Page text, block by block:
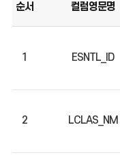
순서 컬럼영문명
1 ESNTL_ID
2 LCLAS_NM